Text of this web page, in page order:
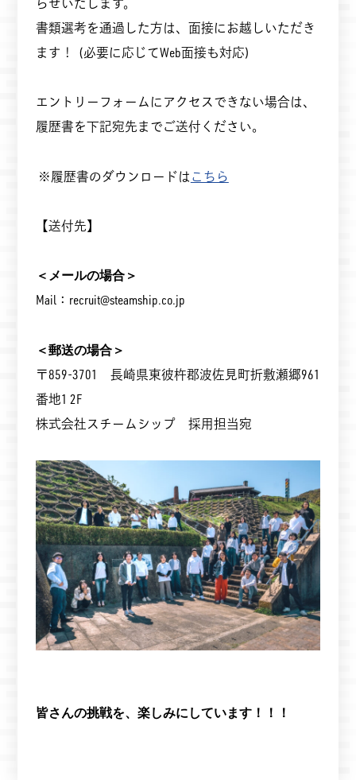
書類選考を通過した方は、面接にお越しいただき
ます！ (必要に応じてWeb面接も対応)
エントリーフォームにアクセスできない場合は、
履歴書を下記宛先までご送付ください。
※履歴書のダウンロードはこちら
【送付先】
＜メールの場合＞
Mail：recruit@steamship.co.jp
＜郵送の場合＞
〒859-3701 長崎県東彼杵郡波佐見町折敷瀬郷961
番地1 2F
株式会社スチームシップ 採用担当宛
皆さんの挑戦を、楽しみにしています！！！